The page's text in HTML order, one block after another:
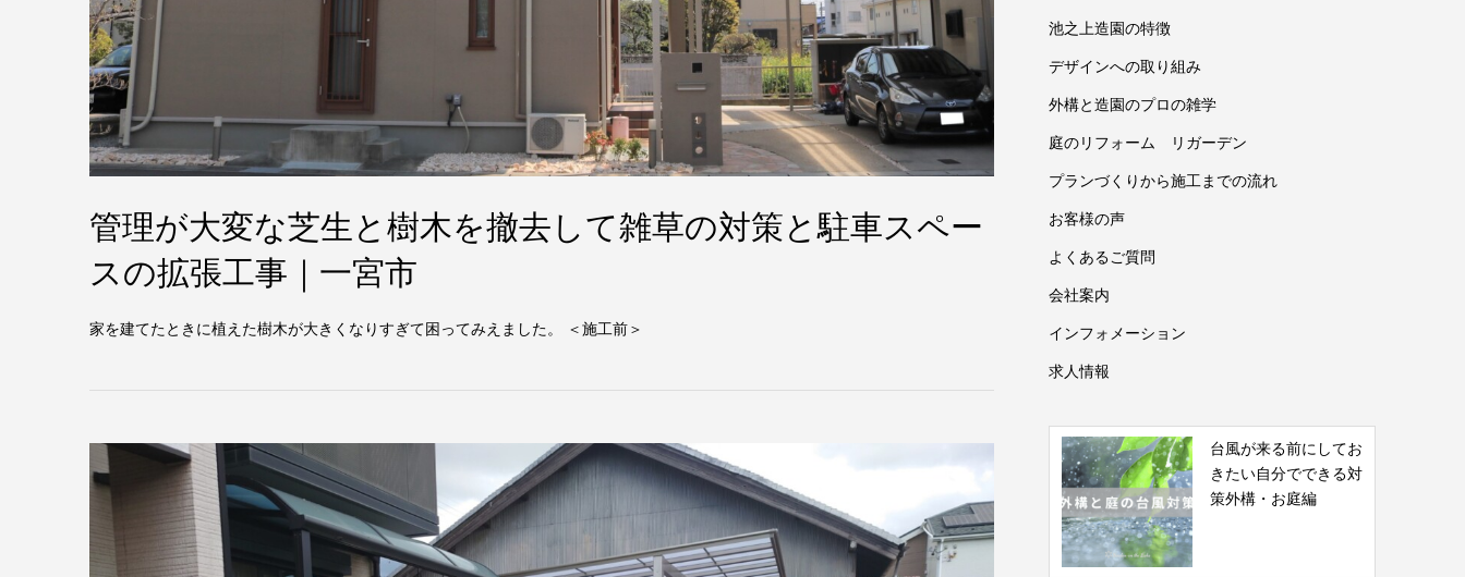
管理が大変な芝生と樹木を撤去して雑草の対策と駐車スペー
スの拡張工事｜一宮市
家を建てたときに植えた樹木が大きくなりすぎて困ってみえました。 ＜施工前＞
池之上造園の特徴
デザインへの取り組み
外構と造園のプロの雑学
庭のリフォーム リガーデン
プランづくりから施工までの流れ
お客様の声
よくあるご質問
会社案内
インフォメーション
求人情報
台風が来る前にしてお
きたい自分でできる対
策外構・お庭編